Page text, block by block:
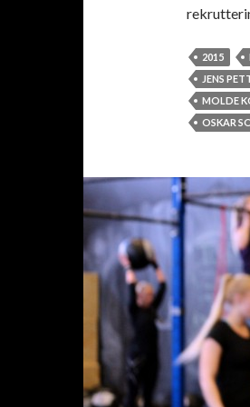
2015
JENS
MOLDE
OSKAR